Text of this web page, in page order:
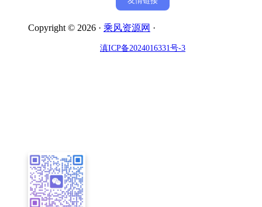
Copyright © 2026 · 乘风资源网 ·
滇ICP备2024016331号-3